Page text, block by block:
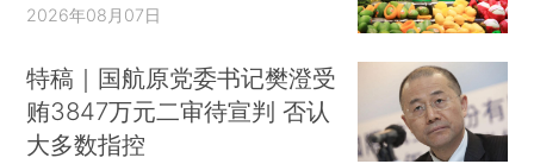
2026年08月07日
特稿｜国航原党委书记樊澄受
贿3847万元二审待宣判 否认
大多数指控